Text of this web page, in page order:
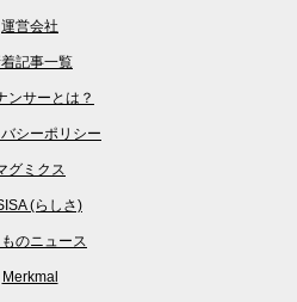
運営会社
記事一覧
ンサーとは？
シーポリシー
グミクス
(らしさ)
のニュース
Merkmal